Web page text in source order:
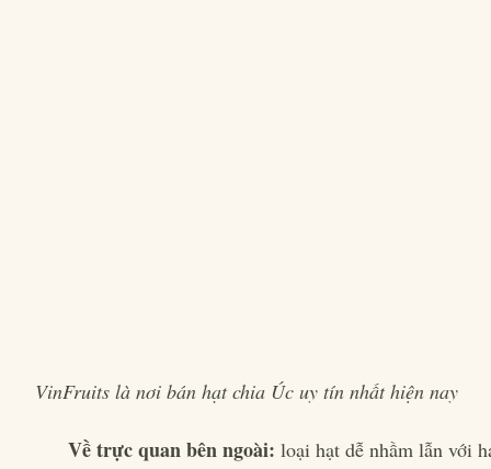
VinFruits là nơi bán hạt chia Úc uy tín nhất hiện nay
Về trực quan bên ngoài: loại hạt dễ nhầm lẫn với